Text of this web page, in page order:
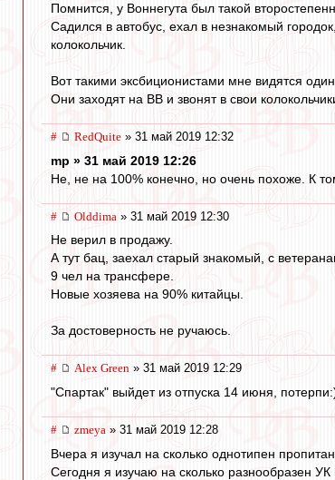
Помнится, у Воннегута был такой
Садился в автобус, ехал в незнакомый
колокольчик.
Вот такими эксбиционистами мне видятся
Они заходят на ВВ и звонят в свои
# RedQuite » 31 май 2019 12:32
mp » 31 май 2019 12:26
Не, не на 100% конечно, но очень похоже. К
# Olddima » 31 май 2019 12:30
Не верил в продажу.
А тут бац, заехал старый знакомый, с
9 чел на трансфере.
Новые хозяева на 90% китайцы.
За достоверность не ручаюсь.
# Alex Green » 31 май 2019 12:29
"Спартак" выйдет из отпуска 14 июня,
# zmeya » 31 май 2019 12:28
Вчера я изучал на сколько однотипен
Сегодня я изучаю на сколько разнообразен